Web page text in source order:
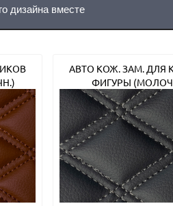
дизайна вместе
АВТО КОЖ. ЗАМ. ДЛЯ
ФИГУРЫ